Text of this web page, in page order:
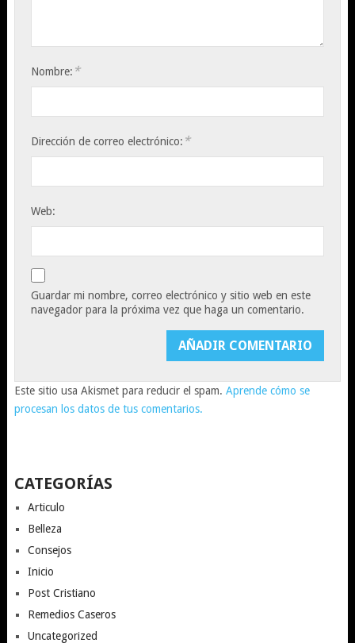
Nombre: *
Dirección de correo electrónico: *
Web:
Guardar mi nombre, correo electrónico y sitio web en este
navegador para la próxima vez que haga un comentario.
Este sitio usa Akismet para reducir el spam. Aprende cómo se
procesan los datos de tus comentarios.
CATEGORÍAS
Articulo
Belleza
Consejos
Inicio
Post Cristiano
Remedios Caseros
Uncategorized